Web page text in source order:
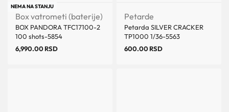
NEMA NA STANJU
Box vatrometi (baterije)
BOX PANDORA TFC17100-2
100 shots-5854
6,990.00RSD
Petarde
Petarda SILVER CRACKER
TP1000 1/36-5563
600.00RSD